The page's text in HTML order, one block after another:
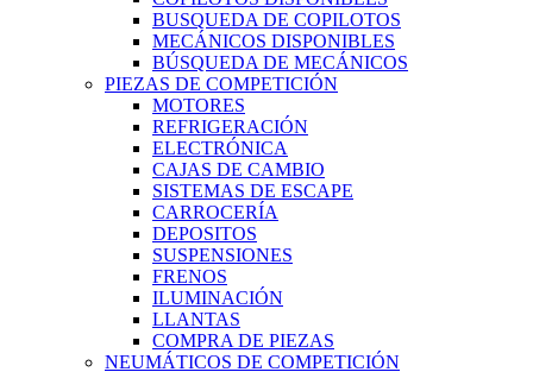
BUSQUEDA DE COPILOTOS
MECÁNICOS DISPONIBLES
BÚSQUEDA DE MECÁNICOS
PIEZAS DE COMPETICIÓN
MOTORES
REFRIGERACIÓN
ELECTRÓNICA
CAJAS DE CAMBIO
SISTEMAS DE ESCAPE
CARROCERÍA
DEPOSITOS
SUSPENSIONES
FRENOS
ILUMINACIÓN
LLANTAS
COMPRA DE PIEZAS
NEUMÁTICOS DE COMPETICIÓN